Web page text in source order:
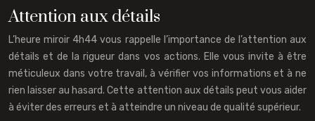
Attention aux détails
L’heure miroir 4h44 vous rappelle l’importance de l’attention aux
détails et de la rigueur dans vos actions. Elle vous invite à être
méticuleux dans votre travail, à vérifier vos informations et à ne
rien laisser au hasard. Cette attention aux détails peut vous aider
à éviter des erreurs et à atteindre un niveau de qualité supérieur.